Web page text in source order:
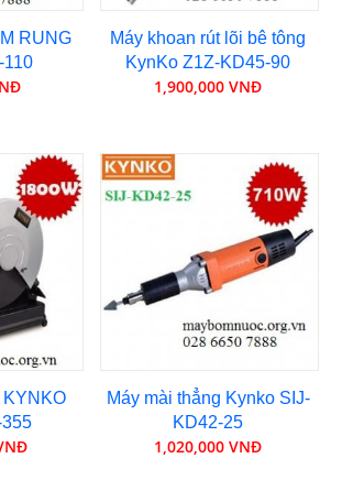
RUNG
110
Máy khoan rút lõi bê tông
KynKo Z1Z-KD45-90
1,900,000 VNĐ
KYNKO
Máy mài thẳng Kynko SIJ-
KD42-25
1,020,000 VNĐ